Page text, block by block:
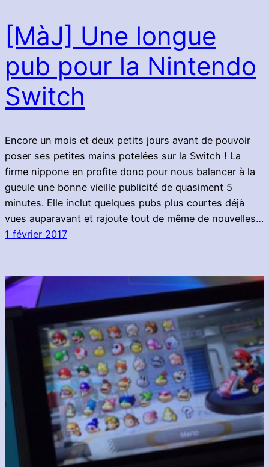
[MàJ] Une longue
pub pour la Nintendo
Switch
Encore un mois et deux petits jours avant de pouvoir
poser ses petites mains potelées sur la Switch ! La
firme nippone en profite donc pour nous balancer à la
gueule une bonne vieille publicité de quasiment 5
minutes. Elle inclut quelques pubs plus courtes déjà
vues auparavant et rajoute tout de même de nouvelles…
1 février 2017